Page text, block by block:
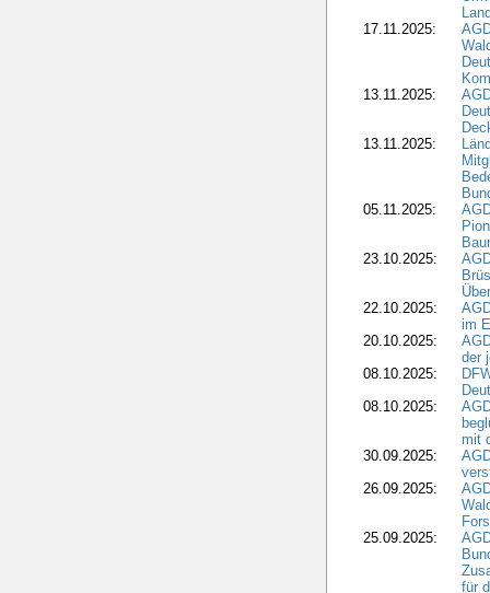
17.11.2025:
13.11.2025:
13.11.2025:
05.11.2025:
23.10.2025:
22.10.2025:
im
20.10.2025:
der
08.10.2025:
08.10.2025:
mit
30.09.2025:
26.09.2025:
25.09.2025:
für